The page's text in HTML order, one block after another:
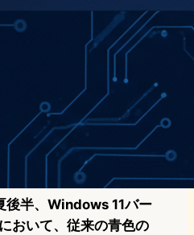
半、Windows 11バー
おいて、従来の青色の